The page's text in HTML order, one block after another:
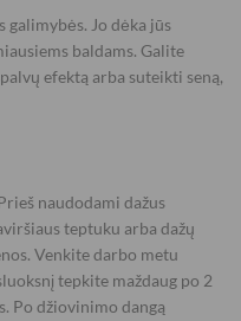
Jo dėka jūs
baldams. Galite
efektą arba suteikti seną,
naudodami dažus
teptuku arba dažų
Venkite darbo metu
tepkite maždaug po 2
Po džiovinimo dangą